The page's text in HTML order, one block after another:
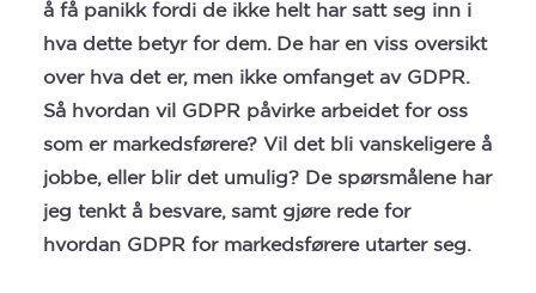
å få panikk fordi de ikke helt har satt seg inn i
hva dette betyr for dem. De har en viss oversikt
over hva det er, men ikke omfanget av GDPR.
Så hvordan vil GDPR påvirke arbeidet for oss
som er markedsførere? Vil det bli vanskeligere å
jobbe, eller blir det umulig? De spørsmålene har
jeg tenkt å besvare, samt gjøre rede for
hvordan GDPR for markedsførere utarter seg.